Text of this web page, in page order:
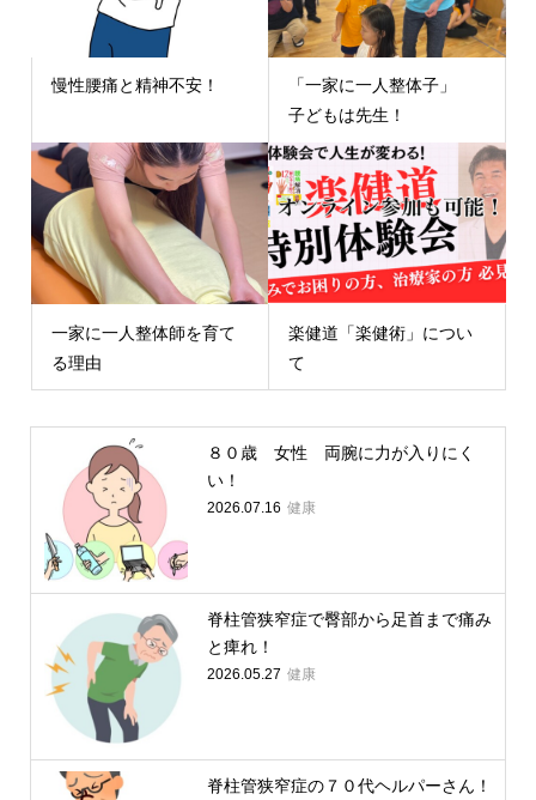
慢性腰痛と精神不安！
「一家に一人整体子」
子どもは先生！
一家に一人整体師を育て
る理由
楽健道「楽健術」につい
て
８０歳 女性 両腕に力が入りにく
い！
2026.07.16 健康
脊柱管狭窄症で臀部から足首まで痛み
と痺れ！
2026.05.27 健康
脊柱管狭窄症の７０代ヘルパーさん！